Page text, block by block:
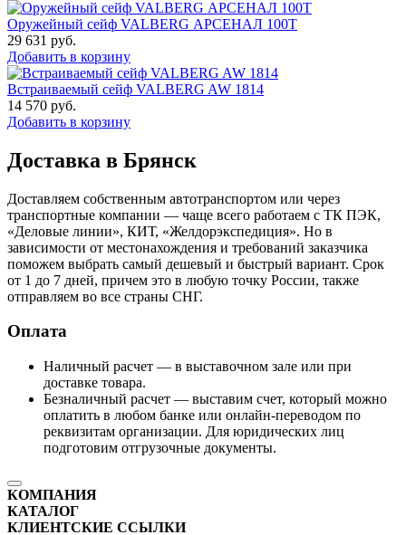
Оружейный сейф VALBERG АРСЕНАЛ 100Т
29 631 руб.
Добавить в корзину
Встраиваемый сейф VALBERG AW 1814
14 570 руб.
Добавить в корзину
Доставка в Брянск
Доставляем собственным автотранспортом или через
транспортные компании — чаще всего работаем с ТК ПЭК,
«Деловые линии», КИТ, «Желдорэкспедиция». Но в
зависимости от местонахождения и требований заказчика
поможем выбрать самый дешевый и быстрый вариант. Срок
от 1 до 7 дней, причем это в любую точку России, также
отправляем во все страны СНГ.
Оплата
Наличный расчет — в выставочном зале или при
доставке товара.
Безналичный расчет — выставим счет, который можно
оплатить в любом банке или онлайн-переводом по
реквизитам организации. Для юридических лиц
подготовим отгрузочные документы.
КОМПАНИЯ
КАТАЛОГ
КЛИЕНТСКИЕ ССЫЛКИ